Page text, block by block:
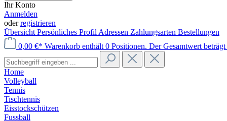
Ihr Konto
Anmelden
oderregistrieren
Übersicht Persönliches Profil Adressen Zahlungsarten Bestellungen
0,00 €* Warenkorb enthält 0 Positionen. Der Gesamtwert
Home
Volleyball
Tennis
Tischtennis
Eisstockschützen
Fussball